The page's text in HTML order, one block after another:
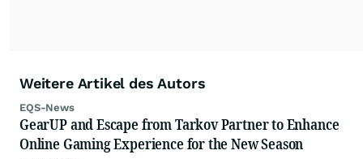
Weitere Artikel des Autors
EQS-News
GearUP and Escape from Tarkov Partner to Enhance
Online Gaming Experience for the New Season